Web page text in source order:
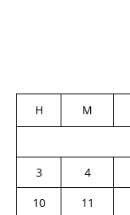
H M
3
4
10
11